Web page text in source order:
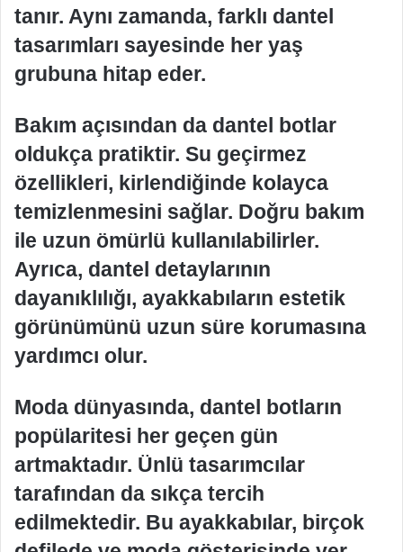
tanır. Aynı zamanda, farklı dantel
tasarımları sayesinde her yaş
grubuna hitap eder.
Bakım açısından da dantel botlar
oldukça pratiktir. Su geçirmez
özellikleri, kirlendiğinde kolayca
temizlenmesini sağlar. Doğru bakım
ile uzun ömürlü kullanılabilirler.
Ayrıca, dantel detaylarının
dayanıklılığı, ayakkabıların estetik
görünümünü uzun süre korumasına
yardımcı olur.
Moda dünyasında, dantel botların
popülaritesi her geçen gün
artmaktadır. Ünlü tasarımcılar
tarafından da sıkça tercih
edilmektedir. Bu ayakkabılar, birçok